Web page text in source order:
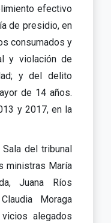
efectivo
de presidio, en
consumados y
y violación de
y del delito
de 14 años.
y 2017, en la
del tribunal
ministras María
Juana Ríos
Moraga
alegados